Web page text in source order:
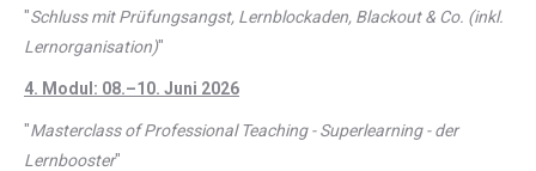
"Schluss mit Prüfungsangst, Lernblockaden, Blackout & Co. (inkl.
Lernorganisation)"
4. Modul: 08.–10. Juni 2026
"Masterclass of Professional Teaching - Superlearning - der
Lernbooster"